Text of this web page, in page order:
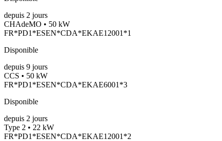
depuis 2 jours
CHAdeMO • 50 kW
FR*PD1*ESEN*CDA*EKAE12001*1
Disponible
depuis 9 jours
CCS • 50 kW
FR*PD1*ESEN*CDA*EKAE6001*3
Disponible
depuis 2 jours
Type 2 • 22 kW
FR*PD1*ESEN*CDA*EKAE12001*2